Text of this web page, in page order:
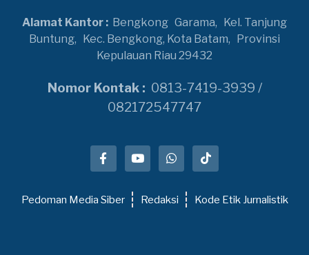
Alamat Kantor : Bengkong Garama,
Kel. Tanjung
Buntung,
Kec. Bengkong, Kota Batam,
Provinsi
Kepulauan Riau 29432
Nomor Kontak : 0813-7419-3939 /
082172547747
Pedoman Media Siber Redaksi Kode Etik Jurnalistik